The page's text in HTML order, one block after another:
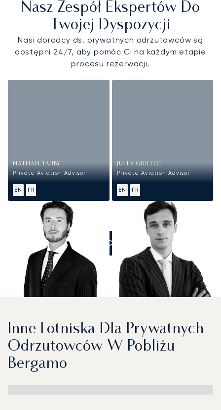
Nasz Zespół Ekspertów Do
Twojej Dyspozycji
Nasi doradcy ds. prywatnych odrzutowców są
dostępni 24/7, aby pomóc Ci na każdym etapie
procesu rezerwacji.
NATHAN TAUBY
Private Aviation Advisor
EN FR
JULES GUILLOT
Private Aviation Advisor
EN FR
ZADZWOŃCIE DO NAS
Inne Lotniska Dla Prywatnych
Odrzutowców W Pobliżu
Bergamo